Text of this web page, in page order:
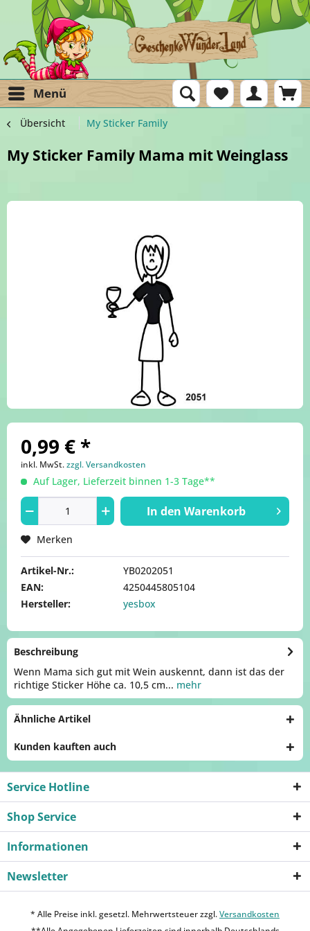
Menü
Übersicht My Sticker Family
My Sticker Family Mama mit Weinglass
0,99 € *
inkl. MwSt.zzgl. Versandkosten
Auf Lager, Lieferzeit binnen 1-3 Tage**
In den Warenkorb
Merken
Artikel-Nr.:
YB0202051
EAN:
4250445805104
Hersteller:
yesbox
Beschreibung
Wenn Mama sich gut mit Wein auskennt, dann ist das der
richtige Sticker Höhe ca. 10,5 cm... mehr
Ähnliche Artikel
Kunden kauften auch
Service Hotline
Shop Service
Informationen
Newsletter
* Alle Preise inkl. gesetzl. Mehrwertsteuer zzgl.Versandkosten